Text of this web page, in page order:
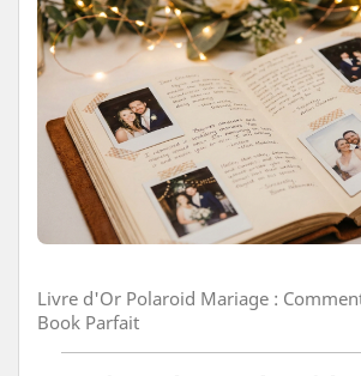
Livre d'Or Polaroid Mariage :
Book Parfait